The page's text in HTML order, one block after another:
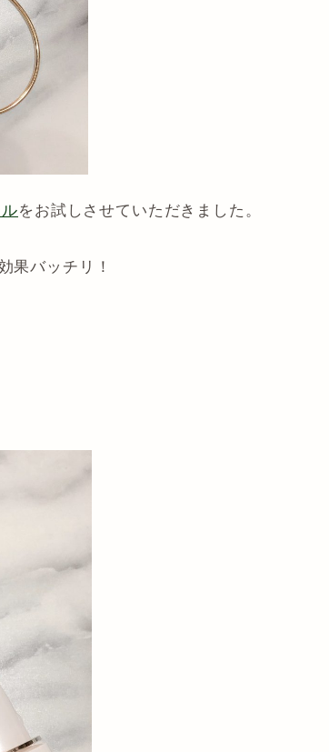
をお試しさせていただきました。
果バッチリ！